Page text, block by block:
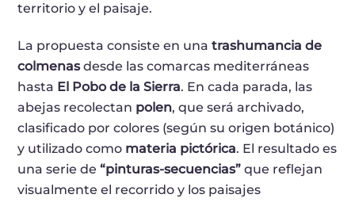
territorio y el paisaje.
La propuesta consiste en unatrashumancia de
colmenasdesde las comarcas mediterráneas
hasta El Pobo de la Sierra. En cada parada, las
abejas recolectan polen, que será archivado,
clasificado por colores (según su origen botánico)
y utilizado como materia pictórica. El resultado es
una serie de“pinturas-secuencias” que reflejan
visualmente el recorrido y los paisajes